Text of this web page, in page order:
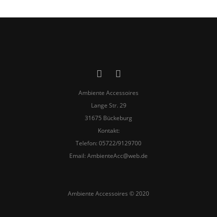
Ambiente Accessoires
Lange Str. 29
31675 Bückeburg
Kontakt:
Telefon: 05722/9129700
​Email: AmbienteAcc@web.de
Ambiente Accessoires © 2020